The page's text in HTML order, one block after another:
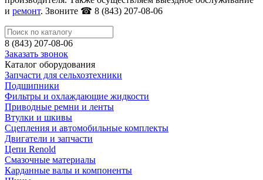
и ремонт. Звоните ☎ 8 (843) 207-08-06
8 (843) 207-08-06
Заказать звонок
Каталог оборудования
Запчасти для сельхозтехники
Подшипники
Фильтры и охлаждающие жидкости
Приводные ремни и ленты
Втулки и шкивы
Сцепления и автомобильные комплекты
Двигатели и запчасти
Цепи Renold
Смазочные материалы
Карданные валы и компоненты